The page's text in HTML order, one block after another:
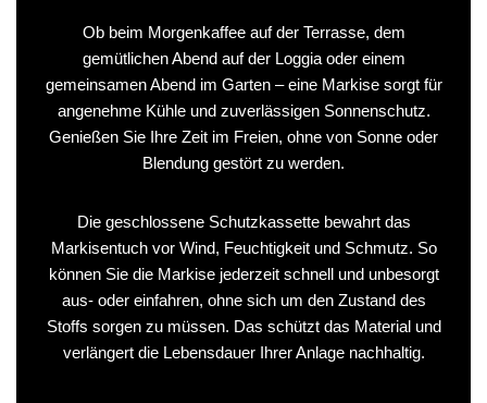
Ob beim Morgenkaffee auf der Terrasse, dem
gemütlichen Abend auf der Loggia oder einem
gemeinsamen Abend im Garten – eine Markise sorgt für
angenehme Kühle und zuverlässigen Sonnenschutz.
Genießen Sie Ihre Zeit im Freien, ohne von Sonne oder
Blendung gestört zu werden.
Die geschlossene Schutzkassette bewahrt das
Markisentuch vor Wind, Feuchtigkeit und Schmutz. So
können Sie die Markise jederzeit schnell und unbesorgt
aus- oder einfahren, ohne sich um den Zustand des
Stoffs sorgen zu müssen. Das schützt das Material und
verlängert die Lebensdauer Ihrer Anlage nachhaltig.